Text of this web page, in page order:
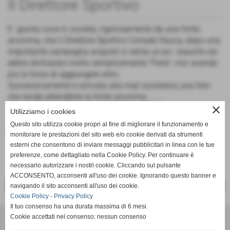
Il Direttore Sportivo
E´ giunta voce in società, rigorosamente da una fonte
importante campagna acquisti si senta un po´ esaurito ed
più la forza di aggiungere altro.
Fonte:Anonima
<< PRECEDENTE
close
Utilizziamo i cookies
Questo sito utilizza cookie propri al fine di migliorare il funzionamento e
monitorare le prestazioni del sito web e/o cookie derivati da strumenti
esterni che consentono di inviare messaggi pubblicitari in linea con le tue
preferenze, come dettagliato nella Cookie Policy. Per continuare è
necessario autorizzare i nostri cookie. Cliccando sul pulsante
ACCONSENTO, acconsenti all'uso dei cookie. Ignorando questo banner e
navigando il sito acconsenti all'uso dei cookie.
Cookie Policy - Privacy Policy
Il tuo consenso ha una durata massima di 6 mesi.
Cookie accettati nel consenso: nessun consenso